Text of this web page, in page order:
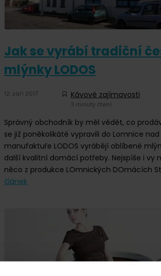
Jak se vyrábí tradiční
mlýnky LODOS
12. září 2017 Kávové zajímavosti
3 minuty čtení
Správný obchodník by měl vědět, co
se již poněkolikáté vypravili do Lomnice
manufaktuře LODOS vyrábějí oblíbené
další kvalitní domácí potřeby. Nejspíše i vy
něco z produkce LOmnických DOmácích
článek